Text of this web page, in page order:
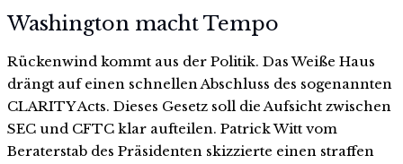
Washington macht Tempo
Rückenwind kommt aus der Politik. Das Weiße Haus
drängt auf einen schnellen Abschluss des sogenannten
CLARITY Acts. Dieses Gesetz soll die Aufsicht zwischen
SEC und CFTC klar aufteilen. Patrick Witt vom
Beraterstab des Präsidenten skizzierte einen straffen